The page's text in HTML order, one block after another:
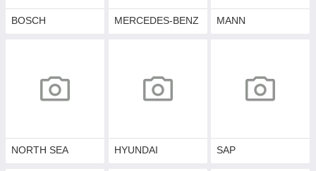
BOSCH MERCEDES-BENZ MANN
NORTH SEA HYUNDAI SAP